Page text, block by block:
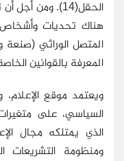
الحقل(14). ومن
هناك تحديات وأشخاص
المتصل الوراثي (صنعة
المعرفة بالقوانين الخاصة
ويعتمد موقع
السياسي، على
الذي يمتلكه مجال
ومنظومة التشريعات